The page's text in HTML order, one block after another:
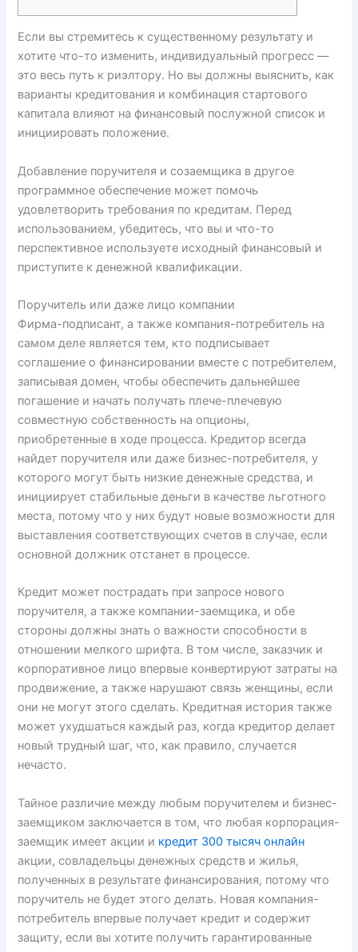
Если вы стремитесь к существенному результату и
хотите что-то изменить, индивидуальный прогресс —
это весь путь к риэлтору. Но вы должны выяснить, как
варианты кредитования и комбинация стартового
капитала влияют на финансовый послужной список и
инициировать положение.
Добавление поручителя и созаемщика в другое
программное обеспечение может помочь
удовлетворить требования по кредитам. Перед
использованием, убедитесь, что вы и что-то
перспективное используете исходный финансовый и
приступите к денежной квалификации.
Поручитель или даже лицо компании
Фирма-подписант, а также компания-потребитель на
самом деле является тем, кто подписывает
соглашение о финансировании вместе с потребителем,
записывая домен, чтобы обеспечить дальнейшее
погашение и начать получать плече-плечевую
совместную собственность на опционы,
приобретенные в ходе процесса. Кредитор всегда
найдет поручителя или даже бизнес-потребителя, у
которого могут быть низкие денежные средства, и
инициирует стабильные деньги в качестве льготного
места, потому что у них будут новые возможности для
выставления соответствующих счетов в случае, если
основной должник отстанет в процессе.
Кредит может пострадать при запросе нового
поручителя, а также компании-заемщика, и обе
стороны должны знать о важности способности в
отношении мелкого шрифта. В том числе, заказчик и
корпоративное лицо впервые конвертируют затраты на
продвижение, а также нарушают связь женщины, если
они не могут этого сделать. Кредитная история также
может ухудшаться каждый раз, когда кредитор делает
новый трудный шаг, что, как правило, случается
нечасто.
Тайное различие между любым поручителем и бизнес-
заемщиком заключается в том, что любая корпорация-
заемщик имеет акции и кредит 300 тысяч онлайн
акции, совладельцы денежных средств и жилья,
полученных в результате финансирования, потому что
поручитель не будет этого делать. Новая компания-
потребитель впервые получает кредит и содержит
защиту, если вы хотите получить гарантированные